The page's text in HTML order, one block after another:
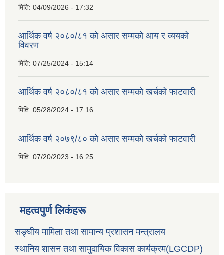
मिति: 04/09/2026 - 17:32
आर्थिक वर्ष २०८०/८१ को असार सम्मको आय र व्ययको
विवरण
मिति: 07/25/2024 - 15:14
आर्थिक वर्ष २०८०/८१ को असार सम्मको खर्चको फाटवारी
मिति: 05/28/2024 - 17:16
आर्थिक वर्ष २०७९/८० को असार सम्मको खर्चको फाटवारी
मिति: 07/20/2023 - 16:25
महत्वपुर्ण लिकंहरू
सङ्घीय मामिला तथा सामान्य प्रशासन मन्त्रालय
स्थानिय शासन तथा सामुदायिक विकास कार्यक्रम(LGCDP)